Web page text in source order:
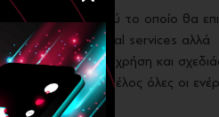
του κοινού το οποίο θα
των legal services αλλά
πλοήγηση του χρήση και
συσκευές και τέλος όλες οι